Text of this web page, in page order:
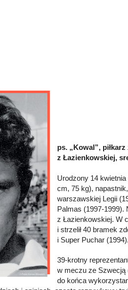
ps. „Kowal”,
z Łazienkowskiej,
Urodzony 14
cm, 75 kg),
warszawskiej Legii
Palmas (1997-1999).
z Łazienkowskiej. W
i strzelił 40 bramek
i Super Puchar (1994).
39-krotny
w meczu ze Szwecją
do końca